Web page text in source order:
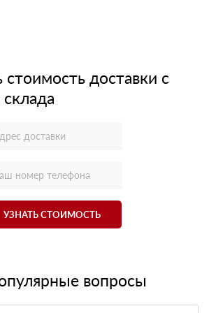
стоимость доставки с
УЗНАТЬ СТОИМОСТЬ
вопросы